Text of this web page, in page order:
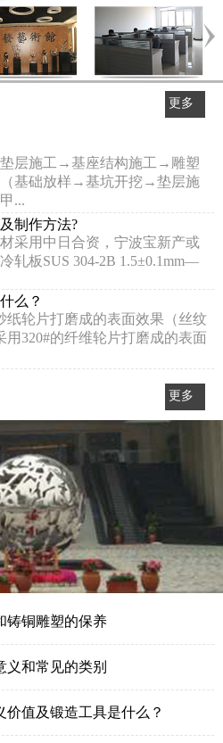
更多
层施工→基座结构施工→雕塑
基础放样→基坑开挖→垫层施
...
制作方法?
采用中日合资，宁波宝新产或
轧板SUS 304-2B 1.5±0.1mm—
么？
纸轮片打磨成的表面效果（丝纹
320#的纤维轮片打磨成的表面
更多
>>
铸铜雕塑的保养
义和常见的类别
值及锻造工具是什么？